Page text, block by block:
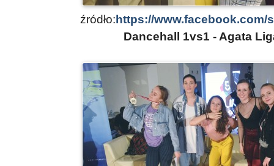
źródło:https://www.facebook.com/
Dancehall 1vs1 - Agata